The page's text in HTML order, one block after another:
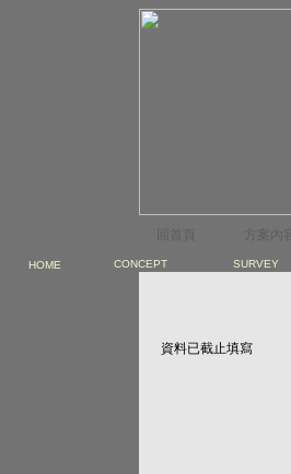
HOME CONCEPT SURVEY
回首頁 方案內容
資料已截止填寫